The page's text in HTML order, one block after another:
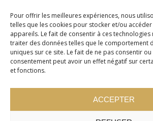
Pour offrir les meilleures expériences, nous
telles que les cookies pour stocker et/ou
appareils. Le fait de consentir à ces
traiter des données telles que le comportement
uniques sur ce site. Le fait de ne pas consentir
consentement peut avoir un effet négatif sur
et fonctions.
ACCEPTER
Desmaures QC G3A 0M7